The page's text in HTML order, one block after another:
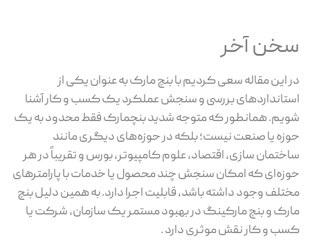
سخن آخر
در این مقاله سعی کردیم با بنچ مارک به عنوان یکی از
استانداردهای بررسی و سنجش عملکرد یک کسب و کار آشنا
شویم. همانطور که متوجه شدید بنچمارک فقط محدود به یک
حوزه یا صنعت نیست؛ بلکه در حوزه‌های دیگری مانند
ساختمان سازی، اقتصاد، علوم کامپیوتر، بورس و تقریباً در هر
حوزه‌ای که امکان سنجش چند محصول یا خدمات با پارامترهای
مختلف وجود داشته باشد، قابلیت اجرا دارد. به همین دلیل بنچ
مارک و بنچ مارکینگ در بهبود مستمر یک سازمان، شرکت یا
کسب و کار نقش موثری دارد .